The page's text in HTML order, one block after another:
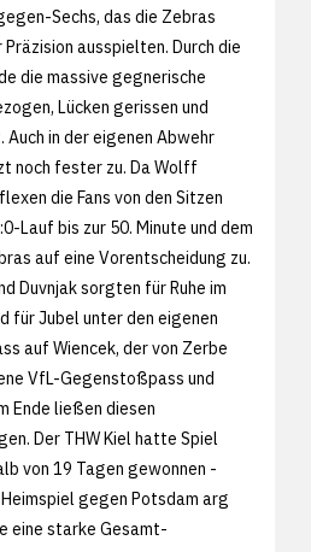
Sechs, das die Zebras
ausspielten. Durch die
die massive gegnerische
Lücken gerissen und
in der eigenen Abwehr
noch fester zu. Da Wolff
die Fans von den Sitzen
Lauf bis zur 50. Minute und dem
auf eine Vorentscheidung zu.
Duvnjak sorgten für Ruhe im
für Jubel unter den eigenen
auf Wiencek, der von Zerbe
VfL-Gegenstoßpass und
Ende ließen diesen
Der THW Kiel hatte Spiel
von 19 Tagen gewonnen -
gegen Potsdam arg
eine starke Gesamt-